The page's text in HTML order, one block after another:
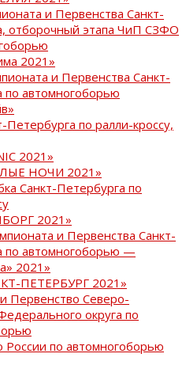
и Первенства Санкт-
отборочный этапа ЧиП СЗФО
2021»
и Первенства Санкт-
по автомногоборью
Петербурга по ралли-кроссу,
2021»
НОЧИ 2021»
Санкт-Петербурга по
2021»
и Первенства Санкт-
по автомногоборью —
2021»
ПЕТЕРБУРГ 2021»
Первенство Северо-
округа по
России по автомногоборью